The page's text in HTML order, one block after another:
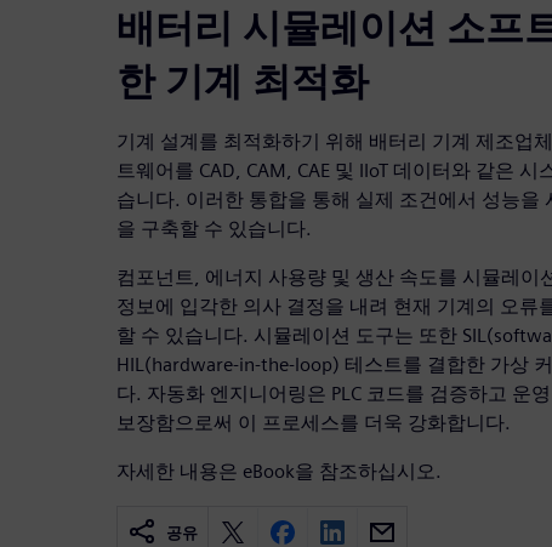
배터리 시뮬레이션 소프
한 기계 최적화
기계 설계를 최적화하기 위해 배터리 기계 제조업
트웨어를 CAD, CAM, CAE 및 IIoT 데이터와 같은
습니다. 이러한 통합을 통해 실제 조건에서 성능을
을 구축할 수 있습니다.
컴포넌트, 에너지 사용량 및 생산 속도를 시뮬레이
정보에 입각한 의사 결정을 내려 현재 기계의 오류
할 수 있습니다. 시뮬레이션 도구는 또한
HIL(hardware-in-the-loop) 테스트를 결합한 가상
다. 자동화 엔지니어링은 PLC 코드를 검증하고 운
보장함으로써 이 프로세스를 더욱 강화합니다.
자세한 내용은 eBook을 참조하십시오.
공유